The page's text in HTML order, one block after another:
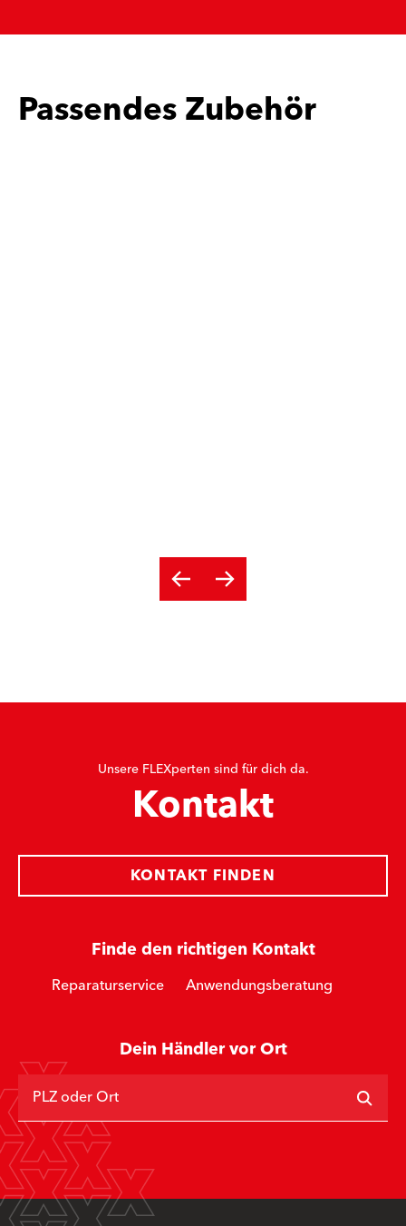
Passendes Zubehör
Unsere FLEXperten sind für dich da.
Kontakt
Finde den richtigen Kontakt
Reparaturservice Anwendungsberatung
KONTAKT FINDEN
Dein Händler vor Ort
PLZ oder Ort